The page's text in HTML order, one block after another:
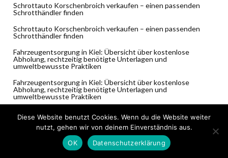
Schrottauto Korschenbroich verkaufen – einen passenden
Schrotthändler finden
Schrottauto Korschenbroich verkaufen – einen passenden
Schrotthändler finden
Fahrzeugentsorgung in Kiel: Übersicht über kostenlose
Abholung, rechtzeitig benötigte Unterlagen und
umweltbewusste Praktiken
Fahrzeugentsorgung in Kiel: Übersicht über kostenlose
Abholung, rechtzeitig benötigte Unterlagen und
umweltbewusste Praktiken
Die Bedeutung der SEO-Optimierung in der Pressearbeit für
Elektromobilitätsunternehmen: Wie Prnews24 helfen kann
Warum Inserate oft erfolglos bleiben – Ursachen und
Hintergründe beim Autoverkauf
Diese Website benutzt Cookies. Wenn du die Website weiter
nutzt, gehen wir von deinem Einverständnis aus.
OK
Datenschutzerklärung